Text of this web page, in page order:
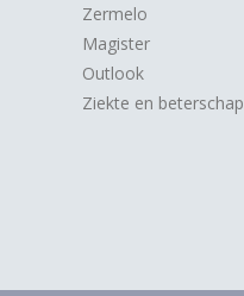
Zermelo
Magister
Outlook
Ziekte en beterschap